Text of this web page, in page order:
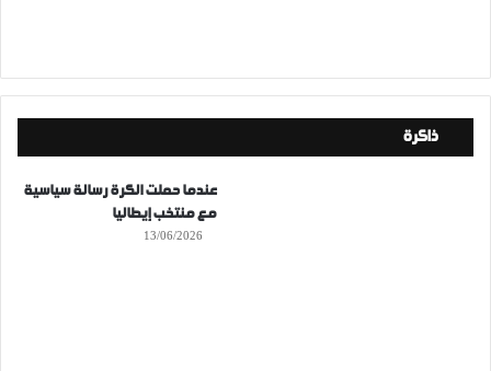
ذاكرة
عندما حملت الكرة رسالة سياسية
مع منتخب إيطاليا
13/06/2026